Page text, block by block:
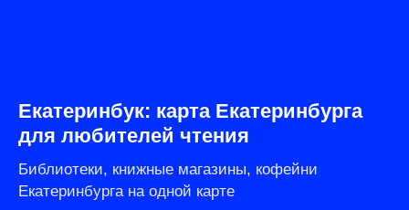
Екатеринбук: карта Екатеринбурга
для любителей чтения
Библиотеки, книжные магазины, кофейни
Екатеринбурга на одной карте